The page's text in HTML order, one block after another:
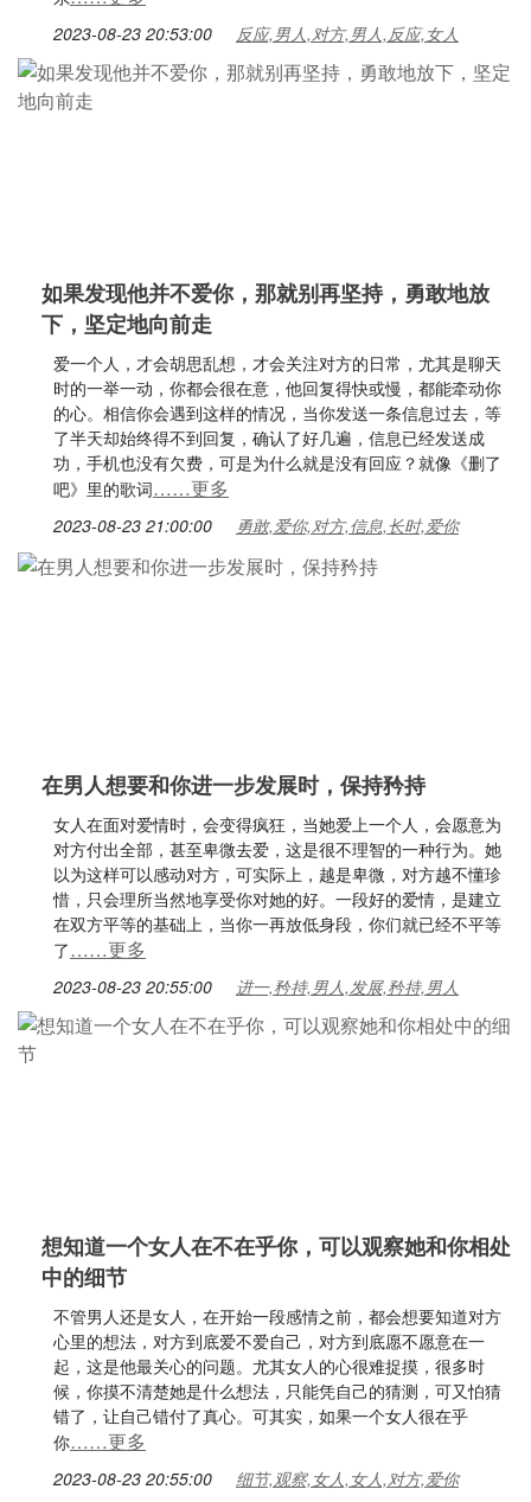
2023-08-23 20:53:00 反应,男人,对方,男人,反应,女人
如果发现他并不爱你，那就别再坚持，勇敢地放
下，坚定地向前走
爱一个人，才会胡思乱想，才会关注对方的日常，尤其是聊天
时的一举一动，你都会很在意，他回复得快或慢，都能牵动你
的心。相信你会遇到这样的情况，当你发送一条信息过去，等
了半天却始终得不到回复，确认了好几遍，信息已经发送成
功，手机也没有欠费，可是为什么就是没有回应？就像《删了
吧》里的歌词……更多
2023-08-23 21:00:00 勇敢,爱你,对方,信息,长时,爱你
在男人想要和你进一步发展时，保持矜持
女人在面对爱情时，会变得疯狂，当她爱上一个人，会愿意为
对方付出全部，甚至卑微去爱，这是很不理智的一种行为。她
以为这样可以感动对方，可实际上，越是卑微，对方越不懂珍
惜，只会理所当然地享受你对她的好。一段好的爱情，是建立
在双方平等的基础上，当你一再放低身段，你们就已经不平等
了……更多
2023-08-23 20:55:00 进一,矜持,男人,发展,矜持,男人
想知道一个女人在不在乎你，可以观察她和你相处
中的细节
不管男人还是女人，在开始一段感情之前，都会想要知道对方
心里的想法，对方到底爱不爱自己，对方到底愿不愿意在一
起，这是他最关心的问题。尤其女人的心很难捉摸，很多时
候，你摸不清楚她是什么想法，只能凭自己的猜测，可又怕猜
错了，让自己错付了真心。可其实，如果一个女人很在乎
你……更多
2023-08-23 20:55:00 细节,观察,女人,女人,对方,爱你